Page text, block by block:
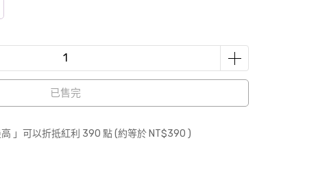
已售完
」可以折抵紅利 390 點 (約等於 NT$390 )